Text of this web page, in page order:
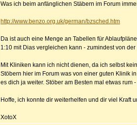
Was ich beim anfänglichen Stäbern im Forum
http://www.benzo.org.uk/german/bzsched.htm
Da ist auch eine Menge an Tabellen für
1:10 mit Dias vergleichen kann - zumindest von der
Mit Kliniken kann ich nicht dienen, da ich selbst
Stöbern hier im Forum was von einer guten Klinik
es dich ja weiter. Stöber am Besten mal etwas
Hoffe, ich konnte dir weiterhelfen und dir viel Kraft
XotoX